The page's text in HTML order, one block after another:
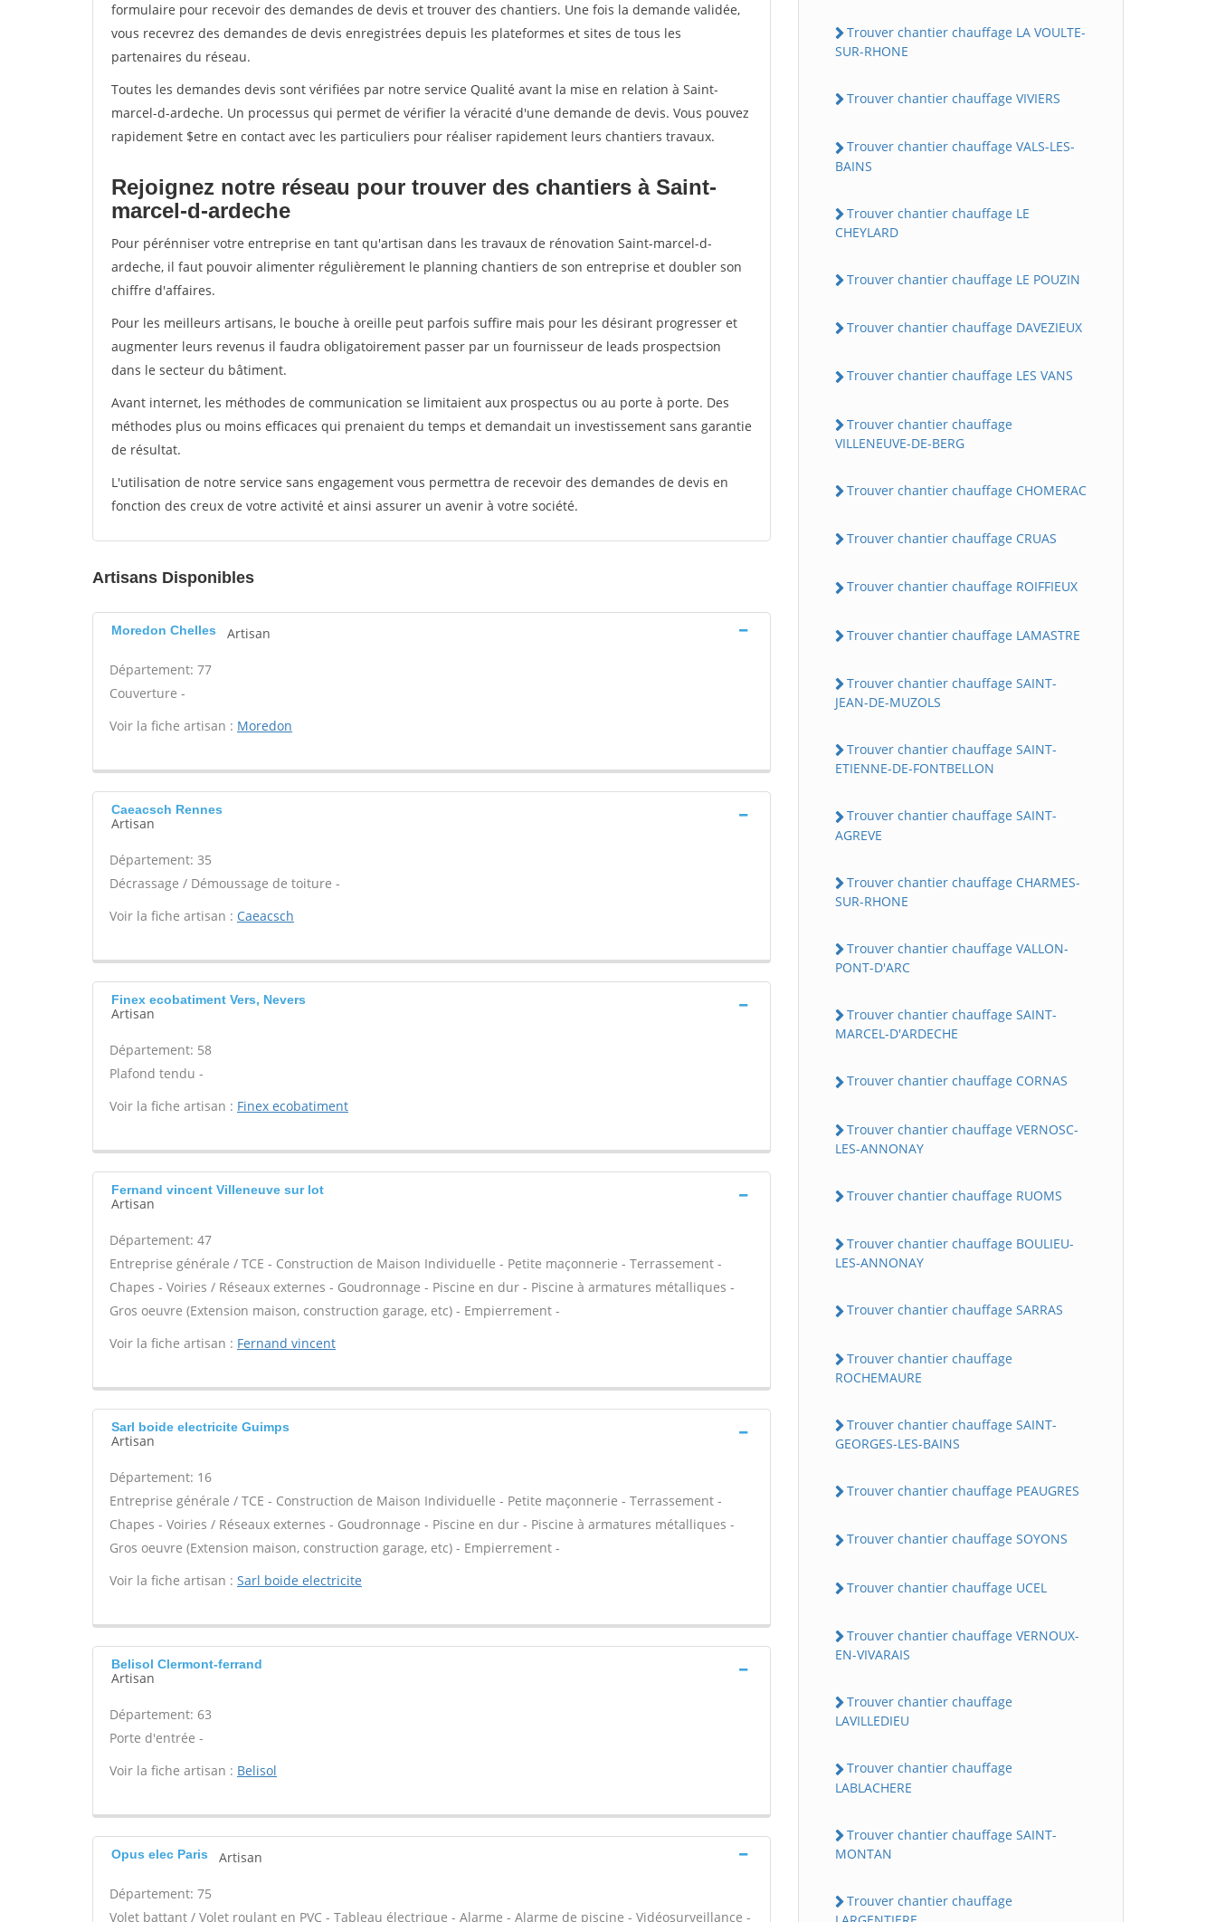
formulaire pour recevoir des demandes de devis et trouver des chantiers. Une fois la demande validée,
vous recevrez des demandes de devis enregistrées depuis les plateformes et sites de tous les
partenaires du réseau.
Toutes les demandes devis sont vérifiées par notre service Qualité avant la mise en relation à Saint-
marcel-d-ardeche. Un processus qui permet de vérifier la véracité d'une demande de devis. Vous pouvez
rapidement $etre en contact avec les particuliers pour réaliser rapidement leurs chantiers travaux.
Rejoignez notre réseau pour trouver des chantiers à Saint-
marcel-d-ardeche
Pour pérénniser votre entreprise en tant qu'artisan dans les travaux de rénovation Saint-marcel-d-
ardeche, il faut pouvoir alimenter régulièrement le planning chantiers de son entreprise et doubler son
chiffre d'affaires.
Pour les meilleurs artisans, le bouche à oreille peut parfois suffire mais pour les désirant progresser et
augmenter leurs revenus il faudra obligatoirement passer par un fournisseur de leads prospectsion
dans le secteur du bâtiment.
Avant internet, les méthodes de communication se limitaient aux prospectus ou au porte à porte. Des
méthodes plus ou moins efficaces qui prenaient du temps et demandait un investissement sans garantie
de résultat.
L'utilisation de notre service sans engagement vous permettra de recevoir des demandes de devis en
fonction des creux de votre activité et ainsi assurer un avenir à votre société.
Artisans Disponibles
Moredon Chelles Artisan
Département: 77
Couverture -
Voir la fiche artisan : Moredon
Caeacsch Rennes
Artisan
Département: 35
Décrassage / Démoussage de toiture -
Voir la fiche artisan : Caeacsch
Finex ecobatiment Vers, Nevers
Artisan
Département: 58
Plafond tendu -
Voir la fiche artisan : Finex ecobatiment
Fernand vincent Villeneuve sur lot
Artisan
Département: 47
Entreprise générale / TCE - Construction de Maison Individuelle - Petite maçonnerie - Terrassement -
Chapes - Voiries / Réseaux externes - Goudronnage - Piscine en dur - Piscine à armatures métalliques -
Gros oeuvre (Extension maison, construction garage, etc) - Empierrement -
Voir la fiche artisan : Fernand vincent
Sarl boide electricite Guimps
Artisan
Département: 16
Entreprise générale / TCE - Construction de Maison Individuelle - Petite maçonnerie - Terrassement -
Chapes - Voiries / Réseaux externes - Goudronnage - Piscine en dur - Piscine à armatures métalliques -
Gros oeuvre (Extension maison, construction garage, etc) - Empierrement -
Voir la fiche artisan : Sarl boide electricite
Belisol Clermont-ferrand
Artisan
Département: 63
Porte d'entrée -
Voir la fiche artisan : Belisol
Opus elec Paris Artisan
Département: 75
Volet battant / Volet roulant en PVC - Tableau électrique - Alarme - Alarme de piscine - Vidéosurveillance -
Trouver chantier chauffage LA VOULTE-
SUR-RHONE
Trouver chantier chauffage VIVIERS
Trouver chantier chauffage VALS-LES-
BAINS
Trouver chantier chauffage LE
CHEYLARD
Trouver chantier chauffage LE POUZIN
Trouver chantier chauffage DAVEZIEUX
Trouver chantier chauffage LES VANS
Trouver chantier chauffage
VILLENEUVE-DE-BERG
Trouver chantier chauffage CHOMERAC
Trouver chantier chauffage CRUAS
Trouver chantier chauffage ROIFFIEUX
Trouver chantier chauffage LAMASTRE
Trouver chantier chauffage SAINT-
JEAN-DE-MUZOLS
Trouver chantier chauffage SAINT-
ETIENNE-DE-FONTBELLON
Trouver chantier chauffage SAINT-
AGREVE
Trouver chantier chauffage CHARMES-
SUR-RHONE
Trouver chantier chauffage VALLON-
PONT-D'ARC
Trouver chantier chauffage SAINT-
MARCEL-D'ARDECHE
Trouver chantier chauffage CORNAS
Trouver chantier chauffage VERNOSC-
LES-ANNONAY
Trouver chantier chauffage RUOMS
Trouver chantier chauffage BOULIEU-
LES-ANNONAY
Trouver chantier chauffage SARRAS
Trouver chantier chauffage
ROCHEMAURE
Trouver chantier chauffage SAINT-
GEORGES-LES-BAINS
Trouver chantier chauffage PEAUGRES
Trouver chantier chauffage SOYONS
Trouver chantier chauffage UCEL
Trouver chantier chauffage VERNOUX-
EN-VIVARAIS
Trouver chantier chauffage
LAVILLEDIEU
Trouver chantier chauffage
LABLACHERE
Trouver chantier chauffage SAINT-
MONTAN
Trouver chantier chauffage